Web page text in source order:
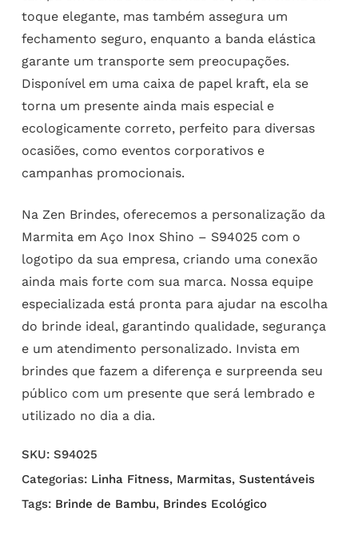
toque elegante, mas também assegura um
fechamento seguro, enquanto a banda elástica
garante um transporte sem preocupações.
Disponível em uma caixa de papel kraft, ela se
torna um presente ainda mais especial e
ecologicamente correto, perfeito para diversas
ocasiões, como eventos corporativos e
campanhas promocionais.
Na Zen Brindes, oferecemos a personalização da
Marmita em Aço Inox Shino – S94025 com o
logotipo da sua empresa, criando uma conexão
ainda mais forte com sua marca. Nossa equipe
especializada está pronta para ajudar na escolha
do brinde ideal, garantindo qualidade, segurança
e um atendimento personalizado. Invista em
brindes que fazem a diferença e surpreenda seu
público com um presente que será lembrado e
utilizado no dia a dia.
SKU: S94025
Categorias: Linha Fitness, Marmitas, Sustentáveis
Tags: Brinde de Bambu, Brindes Ecológico